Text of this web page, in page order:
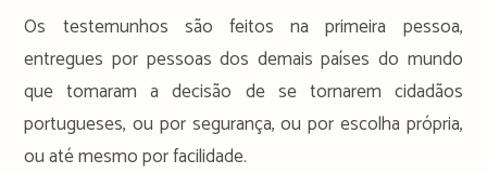
Os testemunhos são feitos na primeira pessoa,
entregues por pessoas dos demais países do mundo
que tomaram a decisão de se tornarem cidadãos
portugueses, ou por segurança, ou por escolha própria,
ou até mesmo por facilidade.